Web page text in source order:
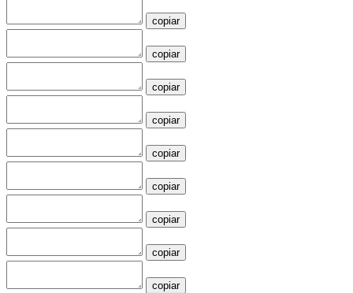
copiar
copiar
copiar
copiar
copiar
copiar
copiar
copiar
copiar